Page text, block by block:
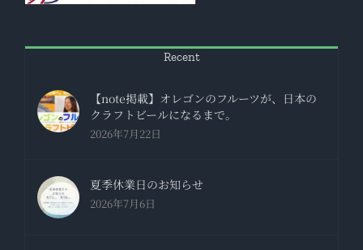
Recent
【note掲載】オレゴンのフルーツが、日本の
クラフトビールになるまで。
2026年7月22日
夏季休業日のお知らせ
2026年7月6日